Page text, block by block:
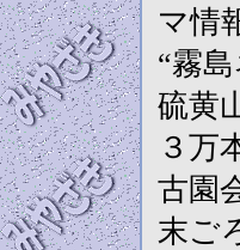
マ情
“霧
硫黄
３万
古園
末ご